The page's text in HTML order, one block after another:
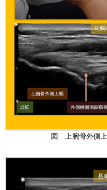
図 上腕骨外側上